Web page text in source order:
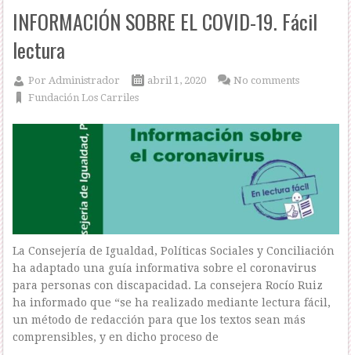
INFORMACIÓN SOBRE EL COVID-19. Fácil
lectura
PorAdministrador
abril 1, 2020
Fundación Los Carriles
No comments
La Consejería de Igualdad, Políticas Sociales y Conciliación
ha adaptado una guía informativa sobre el coronavirus
para personas con discapacidad. La consejera Rocío Ruiz
ha informado que “se ha realizado mediante lectura fácil,
un método de redacción para que los textos sean más
comprensibles, y en dicho proceso de